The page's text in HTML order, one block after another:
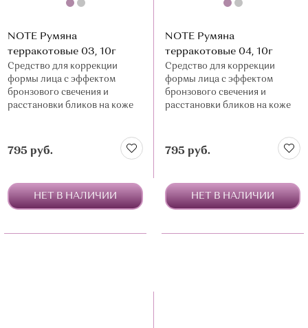
NOTE Румяна
терракотовые 03, 10г
Средство для коррекции
формы лица с эффектом
бронзового свечения и
расстановки бликов на коже
795 руб.
НЕТ В НАЛИЧИИ
NOTE Румяна
терракотовые 04, 10г
Средство для коррекции
формы лица с эффектом
бронзового свечения и
расстановки бликов на коже
795 руб.
НЕТ В НАЛИЧИИ